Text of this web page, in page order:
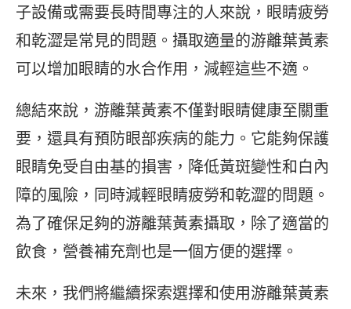
子設備或需要長時間專注的人來說，眼睛疲勞
和乾澀是常見的問題。攝取適量的游離葉黃素
可以增加眼睛的水合作用，減輕這些不適。
總結來說，游離葉黃素不僅對眼睛健康至關重
要，還具有預防眼部疾病的能力。它能夠保護
眼睛免受自由基的損害，降低黃斑變性和白內
障的風險，同時減輕眼睛疲勞和乾澀的問題。
為了確保足夠的游離葉黃素攝取，除了適當的
飲食，營養補充劑也是一個方便的選擇。
未來，我們將繼續探索選擇和使用游離葉黃素